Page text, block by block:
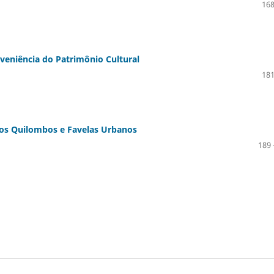
do Patrimônio Cultural
Quilombos e Favelas Urbanos
189